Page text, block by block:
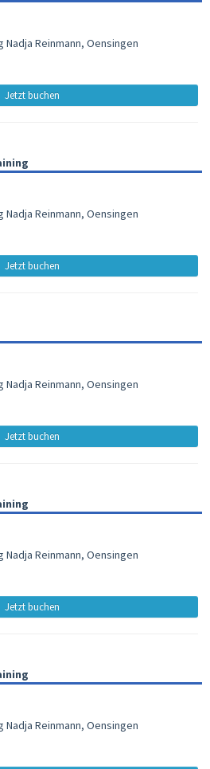
Reinmann, Oensingen
Jetzt buchen
Reinmann, Oensingen
Jetzt buchen
Reinmann, Oensingen
Jetzt buchen
Reinmann, Oensingen
Jetzt buchen
Reinmann, Oensingen